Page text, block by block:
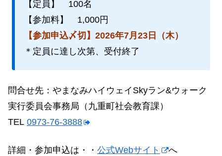
【定員】 100名
【参加料】 1,000円
【参加申込〆切】2026年7月23日（木）
＊定員に達し次第、受付終了
問合せ先：やまなみハイウェイSkyラン&ウォーク
実行委員会事務局（九重町社会教育課）
TEL 0973-76-3888
詳細・参加申込は・・ 公式Webサイト へ